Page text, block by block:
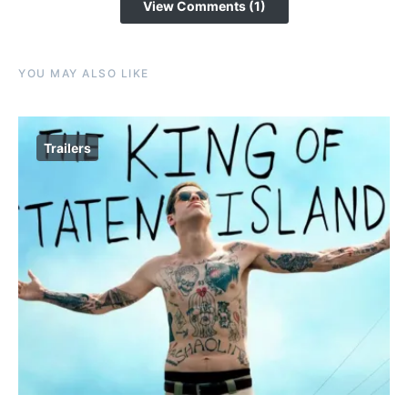
View Comments (1)
YOU MAY ALSO LIKE
Trailers